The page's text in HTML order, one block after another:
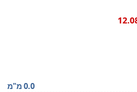
0.0 מ"מ